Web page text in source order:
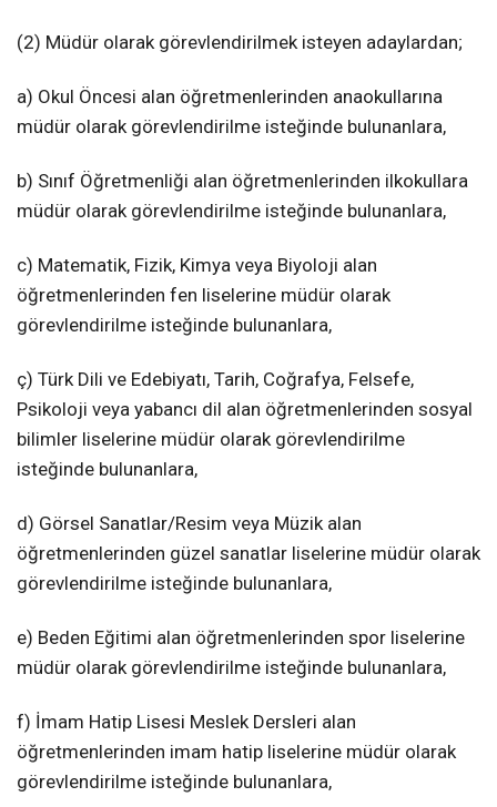
(2) Müdür olarak görevlendirilmek isteyen adaylardan;
a) Okul Öncesi alan öğretmenlerinden anaokullarına
müdür olarak görevlendirilme isteğinde bulunanlara,
b) Sınıf Öğretmenliği alan öğretmenlerinden ilkokullara
müdür olarak görevlendirilme isteğinde bulunanlara,
c) Matematik, Fizik, Kimya veya Biyoloji alan
öğretmenlerinden fen liselerine müdür olarak
görevlendirilme isteğinde bulunanlara,
ç) Türk Dili ve Edebiyatı, Tarih, Coğrafya, Felsefe,
Psikoloji veya yabancı dil alan öğretmenlerinden sosyal
bilimler liselerine müdür olarak görevlendirilme
isteğinde bulunanlara,
d) Görsel Sanatlar/Resim veya Müzik alan
öğretmenlerinden güzel sanatlar liselerine müdür olarak
görevlendirilme isteğinde bulunanlara,
e) Beden Eğitimi alan öğretmenlerinden spor liselerine
müdür olarak görevlendirilme isteğinde bulunanlara,
f) İmam Hatip Lisesi Meslek Dersleri alan
öğretmenlerinden imam hatip liselerine müdür olarak
görevlendirilme isteğinde bulunanlara,